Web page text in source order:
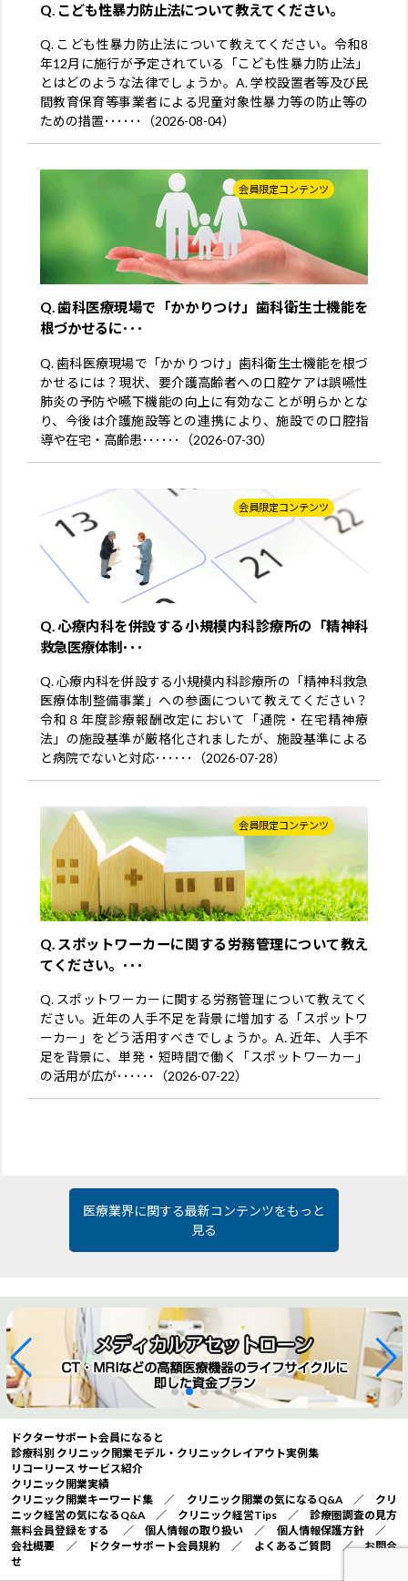
Q. こども性暴力防止法について教えてください。
Q. こども性暴力防止法について教えてください。令和8
年12月に施行が予定されている「こども性暴力防止法」
とはどのような法律でしょうか。A. 学校設置者等及び民
間教育保育等事業者による児童対象性暴力等の防止等の
ための措置･･････（2026-08-04）
会員限定コンテンツ
Q. 歯科医療現場で「かかりつけ」歯科衛生士機能を
根づかせるに･･･
Q. 歯科医療現場で「かかりつけ」歯科衛生士機能を根づ
かせるには？現状、要介護高齢者への口腔ケアは誤嚥性
肺炎の予防や嚥下機能の向上に有効なことが明らかとな
り、今後は介護施設等との連携により、施設での口腔指
導や在宅・高齢患･･････（2026-07-30）
会員限定コンテンツ
Q. 心療内科を併設する小規模内科診療所の「精神科
救急医療体制･･･
Q. 心療内科を併設する小規模内科診療所の「精神科救急
医療体制整備事業」への参画について教えてください？
令和８年度診療報酬改定において「通院・在宅精神療
法」の施設基準が厳格化されましたが、施設基準による
と病院でないと対応･･････（2026-07-28）
会員限定コンテンツ
Q. スポットワーカーに関する労務管理について教え
てください。･･･
Q. スポットワーカーに関する労務管理について教えてく
ださい。近年の人手不足を背景に増加する「スポットワ
ーカー」をどう活用すべきでしょうか。A. 近年、人手不
足を背景に、単発・短時間で働く「スポットワーカー」
の活用が広が･･････（2026-07-22）
医療業界に関する最新コンテンツをもっと
見る
ドクターサポート会員になると
診療科別 クリニック開業モデル・クリニックレイアウト実例集
リコーリース サービス紹介
クリニック開業実績
クリニック開業キーワード集 ／ クリニック開業の気になるQ&A／ クリ
ニック経営の気になるQ&A／ クリニック経営Tips／ 診療圏調査の見方
無料会員登録をする
／ 個人情報の取り扱い ／ 個人情報保護方針 ／
会社概要 ／ ドクターサポート会員規約 ／ よくあるご質問 ／お問合
せ